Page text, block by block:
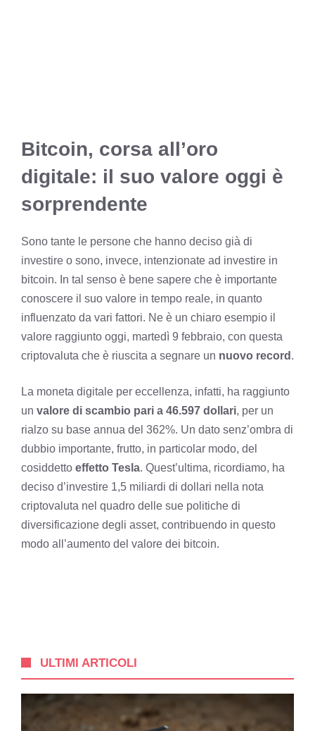
Bitcoin, corsa all’oro
digitale: il suo valore oggi è
sorprendente
Sono tante le persone che hanno deciso già di
investire o sono, invece, intenzionate ad investire in
bitcoin. In tal senso è bene sapere che è importante
conoscere il suo valore in tempo reale, in quanto
influenzato da vari fattori. Ne è un chiaro esempio il
valore raggiunto oggi, martedì 9 febbraio, con questa
criptovaluta che è riuscita a segnare un nuovo record .
La moneta digitale per eccellenza, infatti, ha raggiunto
un valore di scambio pari a 46.597 dollari, per un
rialzo su base annua del 362%. Un dato senz’ombra di
dubbio importante, frutto, in particolar modo, del
cosiddetto effetto Tesla. Quest’ultima, ricordiamo, ha
deciso d’investire 1,5 miliardi di dollari nella nota
criptovaluta nel quadro delle sue politiche di
diversificazione degli asset, contribuendo in questo
modo all’aumento del valore dei bitcoin.
ULTIMI ARTICOLI